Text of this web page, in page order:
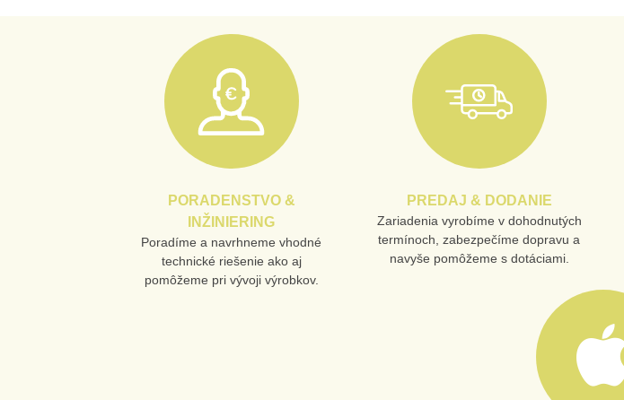
PORADENSTVO &
INŽINIERING
Poradíme a navrhneme vhodné
technické riešenie ako aj
pomôžeme pri vývoji výrobkov.
PREDAJ & DODANIE
Zariadenia vyrobíme v dohodnutých
termínoch, zabezpečíme dopravu a
navyše pomôžeme s dotáciami.